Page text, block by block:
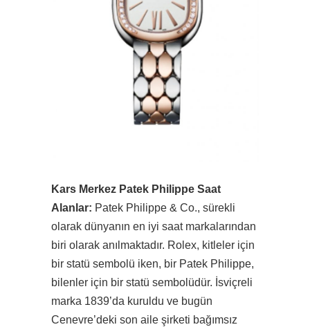
Kars Merkez Patek Philippe Saat
Alanlar: Patek Philippe & Co., sürekli
olarak dünyanın en iyi saat markalarından
biri olarak anılmaktadır. Rolex, kitleler için
bir statü sembolü iken, bir Patek Philippe,
bilenler için bir statü sembolüdür. İsviçreli
marka 1839’da kuruldu ve bugün
Cenevre’deki son aile şirketi bağımsız